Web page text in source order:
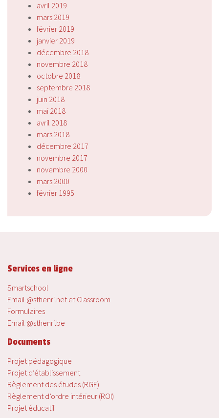
avril 2019
mars 2019
février 2019
janvier 2019
décembre 2018
novembre 2018
octobre 2018
septembre 2018
juin 2018
mai 2018
avril 2018
mars 2018
décembre 2017
novembre 2017
novembre 2000
mars 2000
février 1995
Services en ligne
Smartschool
Email @sthenri.net et Classroom
Formulaires
Email @sthenri.be
Documents
Projet pédagogique
Projet d’établissement
Règlement des études (RGE)
Règlement d’ordre intérieur (ROI)
Projet éducatif